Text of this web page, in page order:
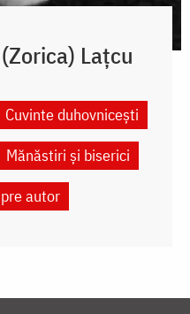
Lațcu
Cuvinte duhovnicești
Mănăstiri și biserici
autor